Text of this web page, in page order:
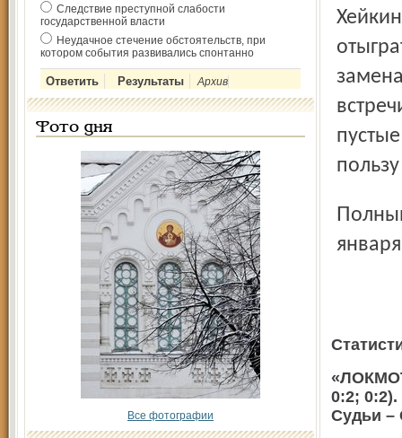
Следствие преступной слабости
государственной власти
Неудачное стечение обстоятельств, при
котором события развивались спонтанно
Архив
Фото дня
Все фотографии
Полный отчет о матче читайте в номере газеты за 25
0:2;
Судьи –